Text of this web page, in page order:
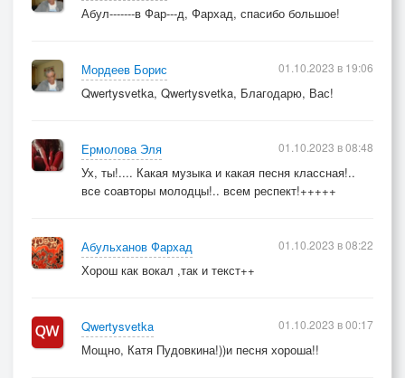
Абул-------в Фар---д, Фархад, спасибо большое!
Мордеев Борис
Qwertysvetka, Qwertysvetka, Благодарю, Вас!
01.10.2023 в 19:06
Ермолова Эля
Ух, ты!.... Какая музыка и какая песня классная!..
все соавторы молодцы!.. всем респект!+++++
01.10.2023 в 08:48
Абульханов Фархад
Хорош как вокал ,так и текст++
01.10.2023 в 08:22
Qwertysvetka
Мощно, Катя Пудовкина!))и песня хороша!!
01.10.2023 в 00:17